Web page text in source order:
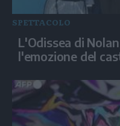
SPETTACOLO
L'Odissea di
l'emozione del